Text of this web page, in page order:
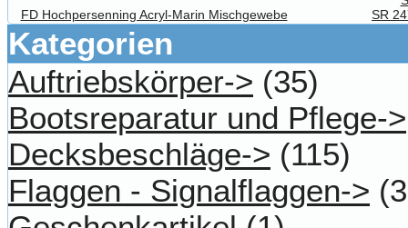
FD Hochpersenning Acryl-Marin Mischgewebe SR
Kategorien
Auftriebskörper-> (35)
Bootsreparatur und Pflege->
Decksbeschläge-> (115)
Flaggen - Signalflaggen->